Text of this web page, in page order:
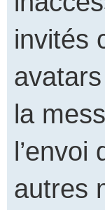
invités
la
l’envoi
autres